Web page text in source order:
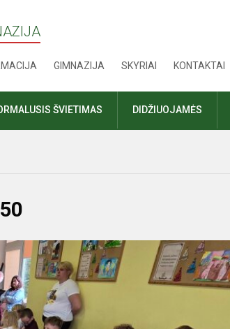
GIMNAZIJA SKYRIAI KONTAKTAI
ŠVIETIMAS DIDŽIUOJAMĖS